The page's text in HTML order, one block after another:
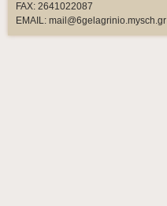
FAX: 2641022087
EMAIL: mail@6gelagrinio.mysch.gr